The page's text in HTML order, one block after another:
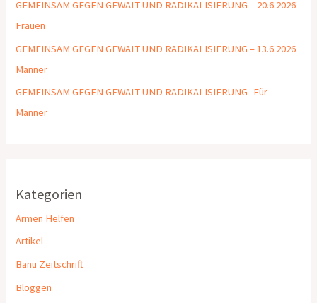
GEMEINSAM GEGEN GEWALT UND RADIKALISIERUNG – 20.6.2026
Frauen
GEMEINSAM GEGEN GEWALT UND RADIKALISIERUNG – 13.6.2026
Männer
GEMEINSAM GEGEN GEWALT UND RADIKALISIERUNG- Für
Männer
Kategorien
Armen Helfen
Artikel
Banu Zeitschrift
Bloggen